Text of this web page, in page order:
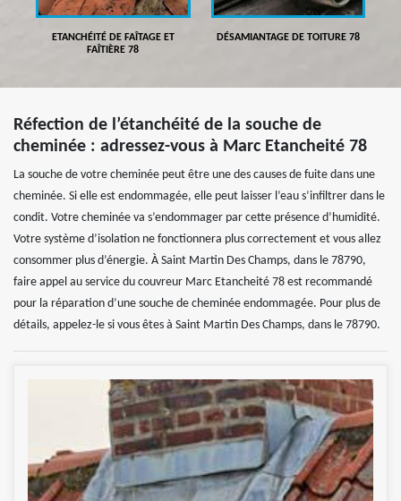
ETANCHÉITÉ DE FAÎTAGE ET
FAÎTIÈRE 78
DÉSAMIANTAGE DE TOITURE 78
Réfection de l’étanchéité de la souche de
cheminée : adressez-vous à Marc Etancheité 78
La souche de votre cheminée peut être une des causes de fuite dans une
cheminée. Si elle est endommagée, elle peut laisser l’eau s’infiltrer dans le
condit. Votre cheminée va s’endommager par cette présence d’humidité.
Votre système d’isolation ne fonctionnera plus correctement et vous allez
consommer plus d’énergie. À Saint Martin Des Champs, dans le 78790,
faire appel au service du couvreur Marc Etancheité 78 est recommandé
pour la réparation d’une souche de cheminée endommagée. Pour plus de
détails, appelez-le si vous êtes à Saint Martin Des Champs, dans le 78790.